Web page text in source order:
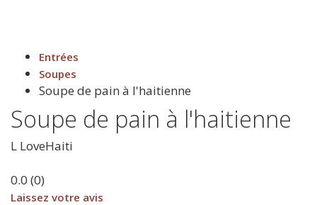
Entrées
Soupes
Soupe de pain à l'haitienne
Soupe de pain à l'haitienne
L LoveHaiti
0.0 (0)
Laissez votre avis